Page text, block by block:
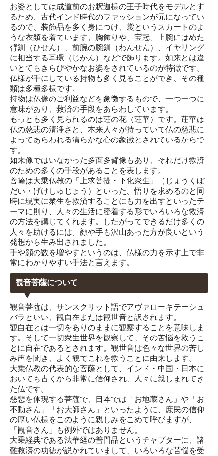
お姿としては成道前のお釈迦様の王子時代をモデルとす
るため、古代インド時代のファッションが元になってい
るので、装飾品を多く身につけ、裳というスカートのよ
うな衣類を着ています。胸飾りや、宝冠、上腕にはめた
臂釧（ひせん）、前腕の腕釧（わんせん）、イヤリング
に相当する耳環（じかん）などで飾ります。如来とは違
いとてもきらびやかなお姿をされているのが特徴です。
仏様が手にしている持物も多く見ることができ、その種
類は多種多様です。
持物は仏像のご利益などを象徴するもので、一つ一つに
意味があり、救済の手段をあらわしています。
もっとも多く見られるのは蓮の花（蓮華）です。蓮華は
仏の慈悲の清浄さと、本来人々が持っていて仏の慈悲に
よってあらわれる清らかな心の象徴とされているからで
す。
如来像ではいなかった多面多臂像もあり、それだけ救済
のための多くの手段があることを表します。
菩薩は大乗仏教の「上求菩提・下化衆生」（じょうくぼ
だい・げけしゅじょう）といった、悟りを求めるのと同
時に現実に衆生を救済することにも力を出すといったテ
ーマに則り、人々の生活に密着する形でいろいろな救済
の方法を講じてくれます。したがってできるだけ多くの
人々を助けるには。顔や手も沢山あった方が良いという
発想から生み出されました。
手や顔の数を増やすというのは、仏様の力を示す上で非
常にわかりやすい手法と言えます。
観音菩薩について
観音菩薩は、サンスクリット語でアヴァローキテーシュ
バラといい、観自在または観世音と訳されます。
観自在とは一切をありのままに観察することを意味しま
す。そして一切衆生世界を観察して、その苦悩を救うこ
とに自在であるとされます。観世音は色々な世界の苦し
み声を聞き、よく観てこれを救うことに由来します。
大乗仏教の代表的な菩薩として、インド・中国・日本に
おいても古くから非常に信仰され、人々に親しまれてき
た仏です。
慈悲を体現する菩薩で、日本では「お地蔵さん」や「お
不動さん」「お大師さん」といったように、庶民の信仰
の厚い仏様をこのように親しみをこめて呼びますが、
「観音さん」も例外ではありません。
大乗経典である法華経の普門品というチャプターに、諸
難救済の功徳が説かれていまして、いろいろな苦悩を受